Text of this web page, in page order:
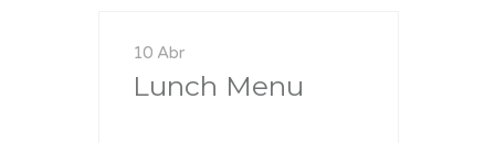
10 Abr
Lunch Menu